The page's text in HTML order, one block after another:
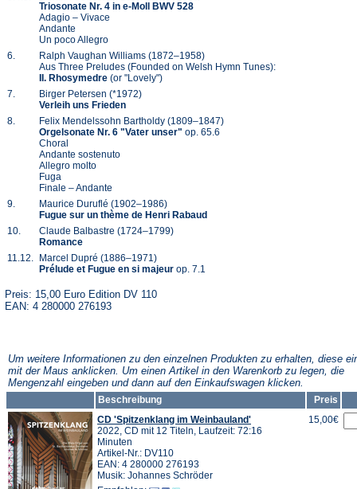
Triosonate Nr. 4 in e-Moll BWV 528
Adagio – Vivace
Andante
Un poco Allegro
6.
Ralph Vaughan Williams (1872–1958)
Aus Three Preludes (Founded on Welsh Hymn Tunes):
II. Rhosymedre (or "Lovely")
7.
Birger Petersen (*1972)
Verleih uns Frieden
8.
Felix Mendelssohn Bartholdy (1809–1847)
Orgelsonate Nr. 6 "Vater unser" op. 65.6
Choral
Andante sostenuto
Allegro molto
Fuga
Finale – Andante
9.
Maurice Duruflé (1902–1986)
Fugue sur un thème de Henri Rabaud
10.
Claude Balbastre (1724–1799)
Romance
11.12.
Marcel Dupré (1886–1971)
Prélude et Fugue en si majeur op. 7.1
Preis: 15,00 Euro Edition DV 110
EAN: 4 280000 276193
Um weitere Informationen zu den einzelnen Produkten zu erhalten, diese
mit der Maus anklicken. Um einen Artikel in den Warenkorb zu legen, die
Mengenzahl eingeben und dann auf den Einkaufswagen klicken.
Beschreibung
Preis
CD 'Spitzenklang im Weinbauland'
2022, CD mit 12 Titeln, Laufzeit: 72:16
Minuten
Artikel-Nr.: DV110
EAN: 4 280000 276193
Musik: Johannes Schröder
15,00€